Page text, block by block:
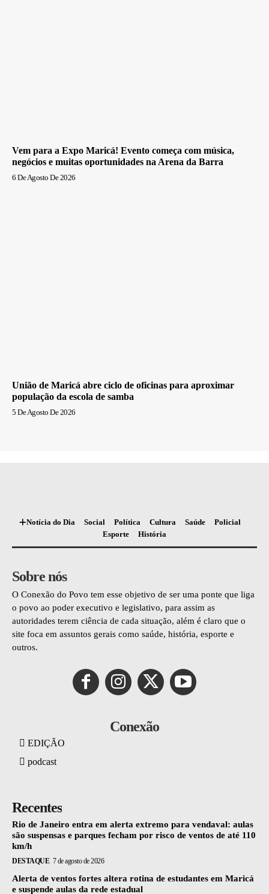
Vem para a Expo Maricá! Evento começa com música,
negócios e muitas oportunidades na Arena da Barra
6 De Agosto De 2026
União de Maricá abre ciclo de oficinas para aproximar
população da escola de samba
5 De Agosto De 2026
Notícia do Dia Social Política Cultura Saúde
Policial
Esporte
História
Sobre nós
O Conexão do Povo tem esse objetivo de ser uma ponte que liga
o povo ao poder executivo e legislativo, para assim as
autoridades terem ciência de cada situação, além é claro que o
site foca em assuntos gerais como saúde, história, esporte e
outros.
Conexão
EDIÇÃO
podcast
Recentes
Rio de Janeiro entra em alerta extremo para vendaval: aulas
são suspensas e parques fecham por risco de ventos de até 110
km/h
DESTAQUE 7 de agosto de 2026
Alerta de ventos fortes altera rotina de estudantes em Maricá
e suspende aulas da rede estadual